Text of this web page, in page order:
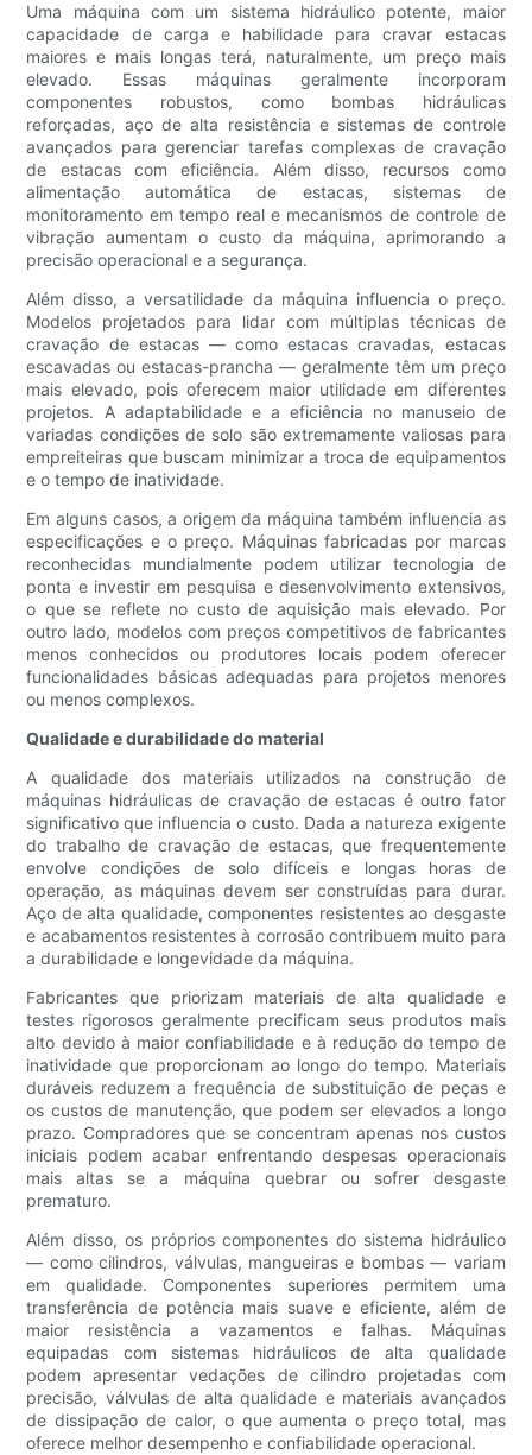
Uma máquina com um sistema hidráulico potente, maior
capacidade de carga e habilidade para cravar estacas
maiores e mais longas terá, naturalmente, um preço mais
elevado. Essas máquinas geralmente incorporam
componentes robustos, como bombas hidráulicas
reforçadas, aço de alta resistência e sistemas de controle
avançados para gerenciar tarefas complexas de cravação
de estacas com eficiência. Além disso, recursos como
alimentação automática de estacas, sistemas de
monitoramento em tempo real e mecanismos de controle de
vibração aumentam o custo da máquina, aprimorando a
precisão operacional e a segurança.
Além disso, a versatilidade da máquina influencia o preço.
Modelos projetados para lidar com múltiplas técnicas de
cravação de estacas — como estacas cravadas, estacas
escavadas ou estacas-prancha — geralmente têm um preço
mais elevado, pois oferecem maior utilidade em diferentes
projetos. A adaptabilidade e a eficiência no manuseio de
variadas condições de solo são extremamente valiosas para
empreiteiras que buscam minimizar a troca de equipamentos
e o tempo de inatividade.
Em alguns casos, a origem da máquina também influencia as
especificações e o preço. Máquinas fabricadas por marcas
reconhecidas mundialmente podem utilizar tecnologia de
ponta e investir em pesquisa e desenvolvimento extensivos,
o que se reflete no custo de aquisição mais elevado. Por
outro lado, modelos com preços competitivos de fabricantes
menos conhecidos ou produtores locais podem oferecer
funcionalidades básicas adequadas para projetos menores
ou menos complexos.
Qualidade e durabilidade do material
A qualidade dos materiais utilizados na construção de
máquinas hidráulicas de cravação de estacas é outro fator
significativo que influencia o custo. Dada a natureza exigente
do trabalho de cravação de estacas, que frequentemente
envolve condições de solo difíceis e longas horas de
operação, as máquinas devem ser construídas para durar.
Aço de alta qualidade, componentes resistentes ao desgaste
e acabamentos resistentes à corrosão contribuem muito para
a durabilidade e longevidade da máquina.
Fabricantes que priorizam materiais de alta qualidade e
testes rigorosos geralmente precificam seus produtos mais
alto devido à maior confiabilidade e à redução do tempo de
inatividade que proporcionam ao longo do tempo. Materiais
duráveis ​​reduzem a frequência de substituição de peças e
os custos de manutenção, que podem ser elevados a longo
prazo. Compradores que se concentram apenas nos custos
iniciais podem acabar enfrentando despesas operacionais
mais altas se a máquina quebrar ou sofrer desgaste
prematuro.
Além disso, os próprios componentes do sistema hidráulico
— como cilindros, válvulas, mangueiras e bombas — variam
em qualidade. Componentes superiores permitem uma
transferência de potência mais suave e eficiente, além de
maior resistência a vazamentos e falhas. Máquinas
equipadas com sistemas hidráulicos de alta qualidade
podem apresentar vedações de cilindro projetadas com
precisão, válvulas de alta qualidade e materiais avançados
de dissipação de calor, o que aumenta o preço total, mas
oferece melhor desempenho e confiabilidade operacional.